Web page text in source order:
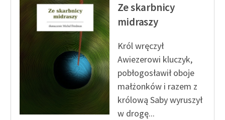
Ze skarbnicy
midraszy
Król wręczył
Awiezerowi kluczyk,
pobłogosławił oboje
małżonków i razem z
królową Saby wyruszył
w drogę...